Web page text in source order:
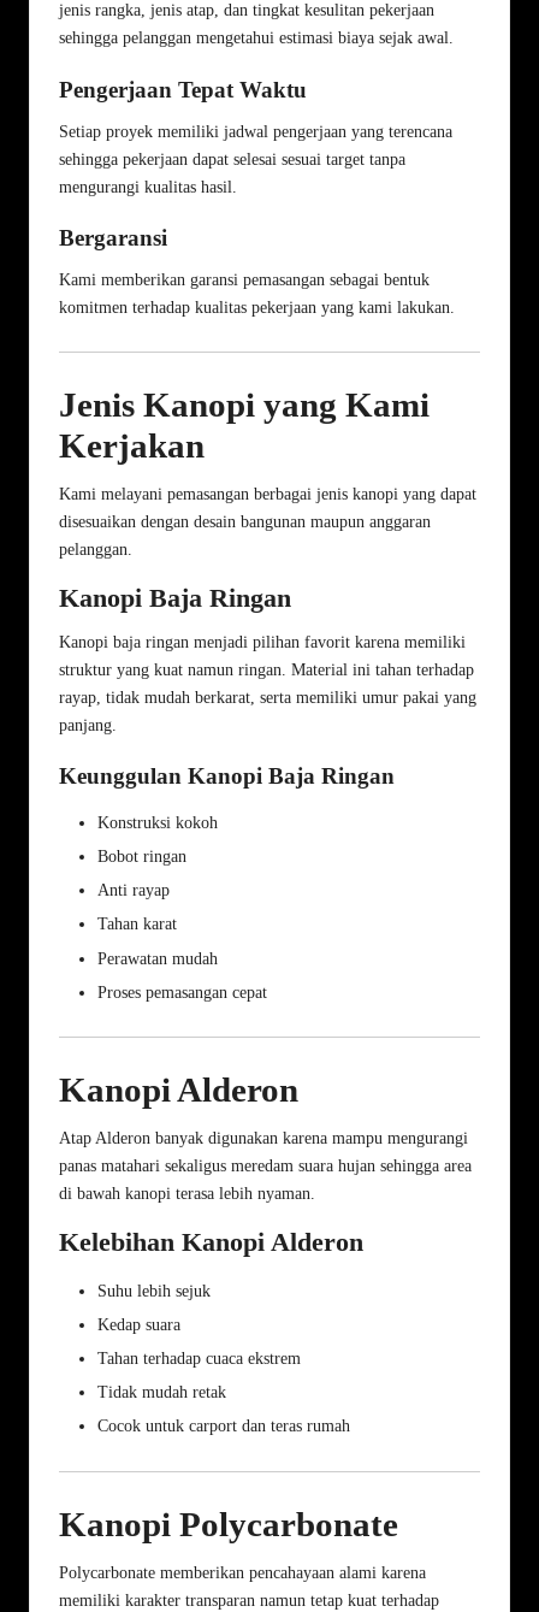
jenis rangka, jenis atap, dan tingkat kesulitan pekerjaan
sehingga pelanggan mengetahui estimasi biaya sejak awal.
Pengerjaan Tepat Waktu
Setiap proyek memiliki jadwal pengerjaan yang terencana
sehingga pekerjaan dapat selesai sesuai target tanpa
mengurangi kualitas hasil.
Bergaransi
Kami memberikan garansi pemasangan sebagai bentuk
komitmen terhadap kualitas pekerjaan yang kami lakukan.
Jenis Kanopi yang Kami
Kerjakan
Kami melayani pemasangan berbagai jenis kanopi yang dapat
disesuaikan dengan desain bangunan maupun anggaran
pelanggan.
Kanopi Baja Ringan
Kanopi baja ringan menjadi pilihan favorit karena memiliki
struktur yang kuat namun ringan. Material ini tahan terhadap
rayap, tidak mudah berkarat, serta memiliki umur pakai yang
panjang.
Keunggulan Kanopi Baja Ringan
Konstruksi kokoh
Bobot ringan
Anti rayap
Tahan karat
Perawatan mudah
Proses pemasangan cepat
Kanopi Alderon
Atap Alderon banyak digunakan karena mampu mengurangi
panas matahari sekaligus meredam suara hujan sehingga area
di bawah kanopi terasa lebih nyaman.
Kelebihan Kanopi Alderon
Suhu lebih sejuk
Kedap suara
Tahan terhadap cuaca ekstrem
Tidak mudah retak
Cocok untuk carport dan teras rumah
Kanopi Polycarbonate
Polycarbonate memberikan pencahayaan alami karena
memiliki karakter transparan namun tetap kuat terhadap